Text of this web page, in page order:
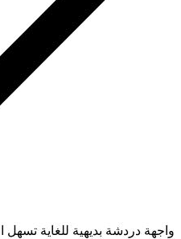
واجهة دردشة بديهية للغاية تسهل